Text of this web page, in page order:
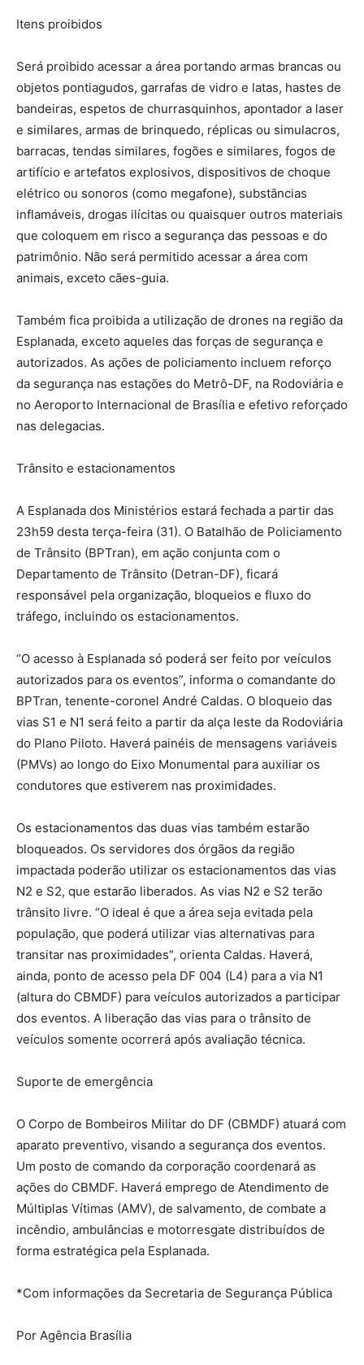
Itens proibidos
Será proibido acessar a área portando armas brancas ou
objetos pontiagudos, garrafas de vidro e latas, hastes de
bandeiras, espetos de churrasquinhos, apontador a laser
e similares, armas de brinquedo, réplicas ou simulacros,
barracas, tendas similares, fogões e similares, fogos de
artifício e artefatos explosivos, dispositivos de choque
elétrico ou sonoros (como megafone), substâncias
inflamáveis, drogas ilícitas ou quaisquer outros materiais
que coloquem em risco a segurança das pessoas e do
patrimônio. Não será permitido acessar a área com
animais, exceto cães-guia.
Também fica proibida a utilização de drones na região da
Esplanada, exceto aqueles das forças de segurança e
autorizados. As ações de policiamento incluem reforço
da segurança nas estações do Metrô-DF, na Rodoviária e
no Aeroporto Internacional de Brasília e efetivo reforçado
nas delegacias.
Trânsito e estacionamentos
A Esplanada dos Ministérios estará fechada a partir das
23h59 desta terça-feira (31). O Batalhão de Policiamento
de Trânsito (BPTran), em ação conjunta com o
Departamento de Trânsito (Detran-DF), ficará
responsável pela organização, bloqueios e fluxo do
tráfego, incluindo os estacionamentos.
“O acesso à Esplanada só poderá ser feito por veículos
autorizados para os eventos”, informa o comandante do
BPTran, tenente-coronel André Caldas. O bloqueio das
vias S1 e N1 será feito a partir da alça leste da Rodoviária
do Plano Piloto. Haverá painéis de mensagens variáveis
(PMVs) ao longo do Eixo Monumental para auxiliar os
condutores que estiverem nas proximidades.
Os estacionamentos das duas vias também estarão
bloqueados. Os servidores dos órgãos da região
impactada poderão utilizar os estacionamentos das vias
N2 e S2, que estarão liberados. As vias N2 e S2 terão
trânsito livre. “O ideal é que a área seja evitada pela
população, que poderá utilizar vias alternativas para
transitar nas proximidades”, orienta Caldas. Haverá,
ainda, ponto de acesso pela DF 004 (L4) para a via N1
(altura do CBMDF) para veículos autorizados a participar
dos eventos. A liberação das vias para o trânsito de
veículos somente ocorrerá após avaliação técnica.
Suporte de emergência
O Corpo de Bombeiros Militar do DF (CBMDF) atuará com
aparato preventivo, visando a segurança dos eventos.
Um posto de comando da corporação coordenará as
ações do CBMDF. Haverá emprego de Atendimento de
Múltiplas Vítimas (AMV), de salvamento, de combate a
incêndio, ambulâncias e motorresgate distribuídos de
forma estratégica pela Esplanada.
*Com informações da Secretaria de Segurança Pública
Por Agência Brasília